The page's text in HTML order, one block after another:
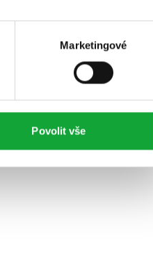
Marketingové
Povolit vše